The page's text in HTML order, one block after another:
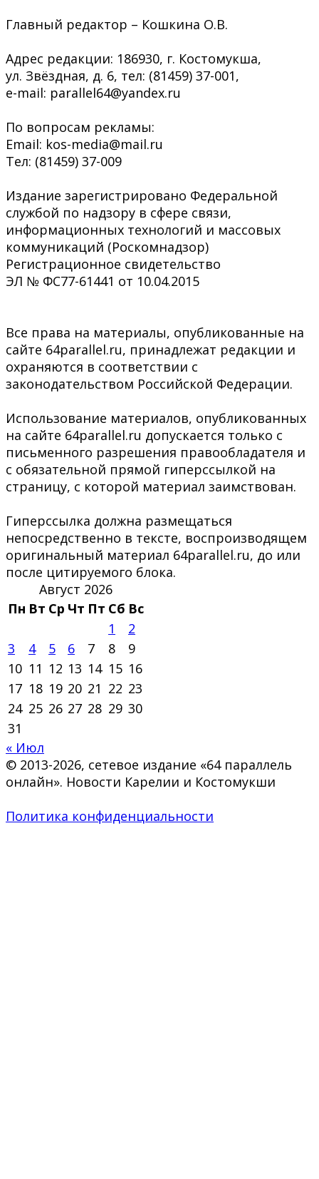
Главный редактор – Кошкина О.В.
Адрес редакции: 186930, г. Костомукша,
ул. Звёздная, д. 6, тел: (81459) 37-001,
e-mail: parallel64@yandex.ru
По вопросам рекламы:
Email: kos-media@mail.ru
Тел: (81459) 37-009
Издание зарегистрировано Федеральной
службой по надзору в сфере связи,
информационных технологий и массовых
коммуникаций (Роскомнадзор)
Регистрационное свидетельство
ЭЛ № ФС77-61441 от 10.04.2015
Все права на материалы, опубликованные на
сайте 64parallel.ru, принадлежат редакции и
охраняются в соответствии с
законодательством Российской Федерации.
Использование материалов, опубликованных
на сайте 64parallel.ru допускается только с
письменного разрешения правообладателя и
с обязательной прямой гиперссылкой на
страницу, с которой материал заимствован.
Гиперссылка должна размещаться
непосредственно в тексте, воспроизводящем
оригинальный материал 64parallel.ru, до или
после цитируемого блока.
Август 2026
Пн Вт Ср Чт Пт Сб Вс
1
2
3
4 5 6 7 8
9
10 11 12 13 14 15 16
17 18 19 20 21 22 23
24 25 26 27 28 29 30
31
« Июл
© 2013-2026, сетевое издание «64 параллель
онлайн». Новости Карелии и Костомукши
Политика конфиденциальности